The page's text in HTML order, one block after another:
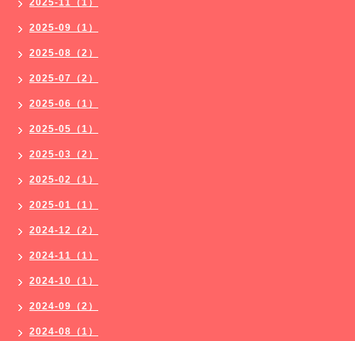
2025-11（1）
2025-09（1）
2025-08（2）
2025-07（2）
2025-06（1）
2025-05（1）
2025-03（2）
2025-02（1）
2025-01（1）
2024-12（2）
2024-11（1）
2024-10（1）
2024-09（2）
2024-08（1）